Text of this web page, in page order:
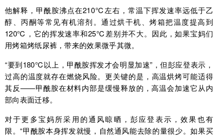
他解释，甲酰胺沸点在210℃左右，常温下挥发速率远低于乙
醇、丙酮等常见有机溶剂。通过烘干机、烤箱把温度提高到
120℃，它的挥发速率和25℃差别并不大。因此，如果宝妈们
用烤箱烤纸尿裤，带来的效果微乎其微。
“要到180℃以上，甲酰胺挥发才会明显加速”，但彭应登表示，
过高的温度就存在燃烧风险。更关键的是，高温烘烤可能适得
其反——甲酰胺在材料内部是缓慢释放的，高温会加速它从内
部向表面迁移。
对于更多宝妈所采用的通风晾晒，彭应登表示，效果也有
限。“甲酰胺本身挥发就慢，自然通风能去除的量很少。如果买